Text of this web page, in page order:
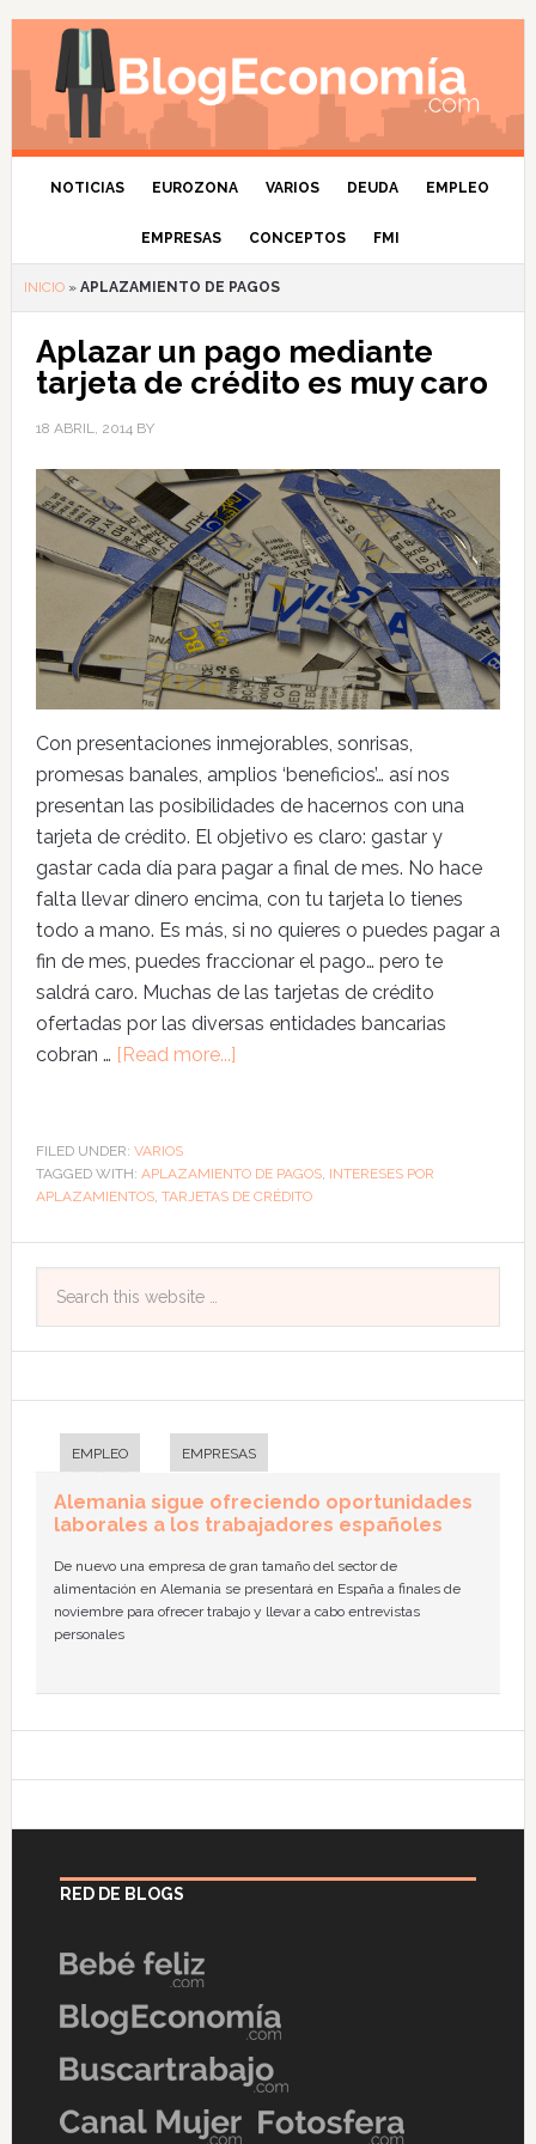
NOTICIAS EUROZONA VARIOS DEUDA EMPLEO
EMPRESAS CONCEPTOS FMI
INICIO» APLAZAMIENTO DE PAGOS
Aplazar un pago mediante
tarjeta de crédito es muy caro
18 ABRIL, 2014BY
Con presentaciones inmejorables, sonrisas,
promesas banales, amplios ‘beneficios’… así nos
presentan las posibilidades de hacernos con una
tarjeta de crédito. El objetivo es claro: gastar y
gastar cada día para pagar a final de mes. No hace
falta llevar dinero encima, con tu tarjeta lo tienes
todo a mano. Es más, si no quieres o puedes pagar a
fin de mes, puedes fraccionar el pago… pero te
saldrá caro. Muchas de las tarjetas de crédito
ofertadas por las diversas entidades bancarias
cobran … [Read more...]
FILED UNDER: VARIOS
TAGGED WITH: APLAZAMIENTO DE PAGOS, INTERESES POR
APLAZAMIENTOS, TARJETAS DE CRÉDITO
EMPLEO EMPRESAS
Alemania sigue ofreciendo oportunidades
laborales a los trabajadores españoles
De nuevo una empresa de gran tamaño del sector de
alimentación en Alemania se presentará en España a finales de
noviembre para ofrecer trabajo y llevar a cabo entrevistas
personales
RED DE BLOGS